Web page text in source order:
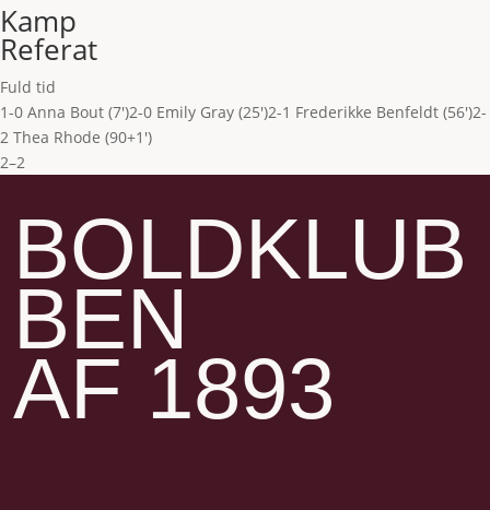
Kamp
Referat
Fuld tid
1-0 Anna Bout (7')2-0 Emily Gray (25')2-1 Frederikke Benfeldt (56')2-
2 Thea Rhode (90+1')
2–2
BOLDKLUB
BEN
AF 1893